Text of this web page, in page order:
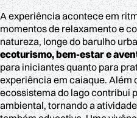
A experiência acontece em
momentos de relaxamento e
natureza, longe do barulho
ecoturismo, bem-estar e
para iniciantes quanto para
experiência em caiaque. Além
ecossistema do lago contribui
ambiental, tornando a